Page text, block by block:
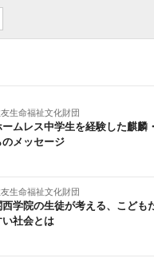
生命福祉文化財団
ームレス中学生を経験した麒麟
のメッセージ
生命福祉文化財団
西学院の生徒が考える、こども
い社会とは